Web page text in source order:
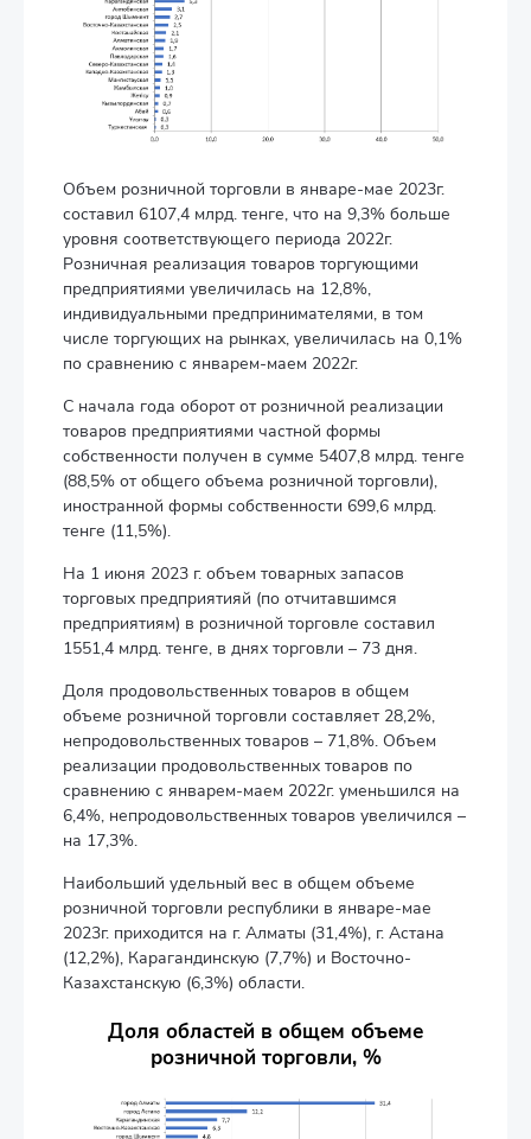
Объем розничной торговли в январе-мае 2023г.
составил 6107,4 млрд. тенге, что на 9,3% больше
уровня соответствующего периода 2022г.
Розничная реализация товаров торгующими
предприятиями увеличилась на 12,8%,
индивидуальными предпринимателями, в том
числе торгующих на рынках, увеличилась на 0,1%
по сравнению с январем-маем 2022г.
С начала года оборот от розничной реализации
товаров предприятиями частной формы
собственности получен в сумме 5407,8 млрд. тенге
(88,5% от общего объема розничной торговли),
иностранной формы собственности 699,6 млрд.
тенге (11,5%).
На 1 июня 2023 г. объем товарных запасов
торговых предприятияй (по отчитавшимся
предприятиям) в розничной торговле составил
1551,4 млрд. тенге, в днях торговли – 73 дня.
Доля продовольственных товаров в общем
объеме розничной торговли составляет 28,2%,
непродовольственных товаров – 71,8%. Объем
реализации продовольственных товаров по
сравнению с январем-маем 2022г. уменьшился на
6,4%, непродовольственных товаров увеличился –
на 17,3%.
Наибольший удельный вес в общем объеме
розничной торговли республики в январе-мае
2023г. приходится на г. Алматы (31,4%), г. Астана
(12,2%), Карагандинскую (7,7%) и Восточно-
Казахстанскую (6,3%) области.
Доля областей в общем объеме
розничной торговли, %